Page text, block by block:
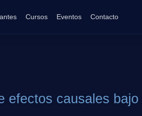
Cursos Eventos Contacto
efectos causales bajo